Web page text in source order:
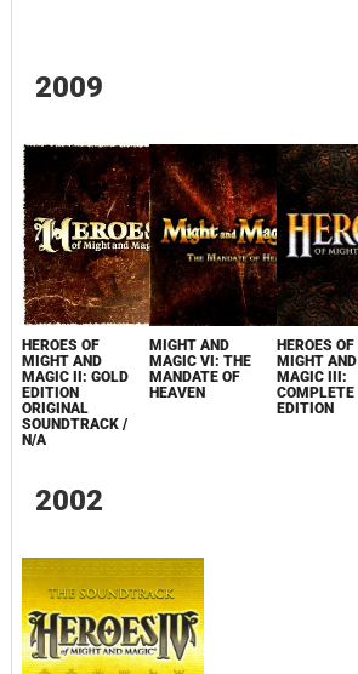
2009
HEROES OF
MIGHT AND
MAGIC II: GOLD
EDITION
ORIGINAL
SOUNDTRACK /
N/A
MIGHT AND
MAGIC VI: THE
MANDATE OF
HEAVEN
HEROES OF
MIGHT AND
MAGIC III:
COMPLETE
EDITION
2002